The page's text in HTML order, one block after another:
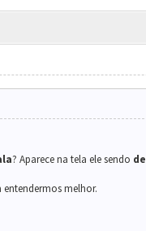
? Aparece na tela ele sendo
entendermos melhor.